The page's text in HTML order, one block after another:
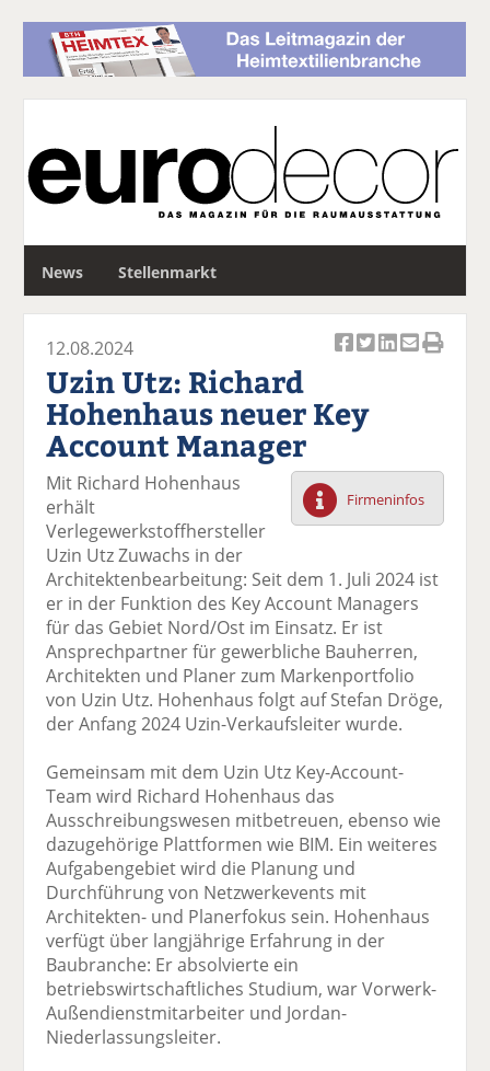
News Stellenmarkt
c
k
el
uf
F
ac
b
o
o
k
te
il
e
k
el
wi
tt
er
uf
Li
n
e
di
n
te
il
e
n
er
E
m
l
v
se
n
d
e
ck
e
12.08.2024
Uzin Utz: Richard
Hohenhaus neuer Key
Account Manager
Firmeninfos
Mit Richard Hohenhaus
erhält
Verlegewerkstoffhersteller
Uzin Utz Zuwachs in der
Architektenbearbeitung: Seit dem 1. Juli 2024 ist
er in der Funktion des Key Account Managers
für das Gebiet Nord/Ost im Einsatz. Er ist
Ansprechpartner für gewerbliche Bauherren,
Architekten und Planer zum Markenportfolio
von Uzin Utz. Hohenhaus folgt auf Stefan Dröge,
der Anfang 2024 Uzin-Verkaufsleiter wurde.
Gemeinsam mit dem Uzin Utz Key-Account-
Team wird Richard Hohenhaus das
Ausschreibungswesen mitbetreuen, ebenso wie
dazugehörige Plattformen wie BIM. Ein weiteres
Aufgabengebiet wird die Planung und
Durchführung von Netzwerkevents mit
Architekten- und Planerfokus sein. Hohenhaus
verfügt über langjährige Erfahrung in der
Baubranche: Er absolvierte ein
betriebswirtschaftliches Studium, war Vorwerk-
Außendienstmitarbeiter und Jordan-
Niederlassungsleiter.